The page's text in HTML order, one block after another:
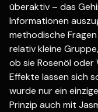
überaktiv – das
Informationen
methodische
relativ kleine
ob sie Rosenöl oder
Effekte lassen sich
wurde nur ein
Prinzip auch mit